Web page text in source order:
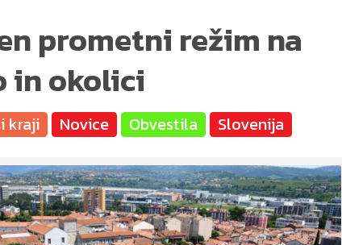
prometni režim na
in okolici
kraji Novice Obvestila Slovenija